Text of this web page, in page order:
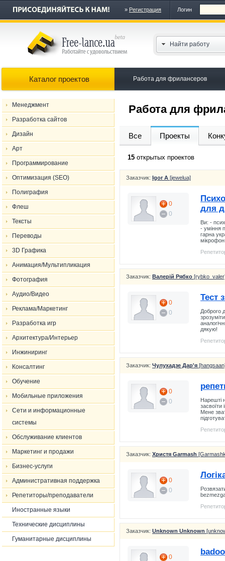
» Регистрация Логин
Найти работу
Каталог проектов Работа для фрилансеров
Менеджмент
Разработка сайтов
Дизайн
Арт
Программирование
Оптимизация (SEO)
Полиграфия
Флеш
Тексты
Переводы
3D Графика
Анимация/Мультипликация
Фотография
Аудио/Видео
Реклама/Маркетинг
Разработка игр
Архитектура/Интерьер
Инжиниринг
Консалтинг
Обучение
Мобильные приложения
Сети и информационные
системы
Обслуживание клиентов
Маркетинг и продажи
Бизнес-услуги
Административная поддержка
Репетиторы/преподаватели
Иностранные языки
Технические дисциплины
Гуманитарные дисциплины
Работа для
Все Проекты
15 открытых проектов
Заказчик: Igor A [jewelua]
0
0
для
Ви: -
- уміння
гарна
Заказчик: Валерій Рябко
0
0
Тест
Доброго
дякую!
Заказчик: Чулухадзе Дар'я
0
0
Нарешті
засвоїти
Мене
Заказчик: Христя Garmash
0
0
Заказчик: Unknown Unknown
0